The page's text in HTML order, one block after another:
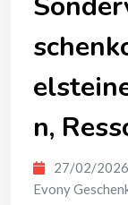
n,
27/02/2026
Evony